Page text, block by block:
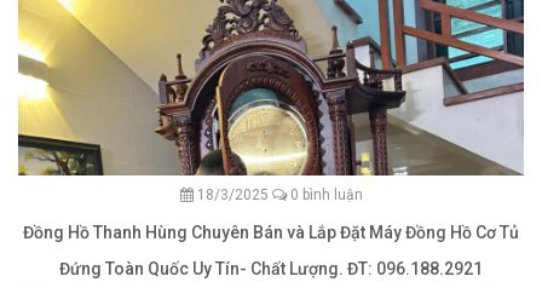
18/3/2025 0 bình luận
Đồng Hồ Thanh Hùng Chuyên Bán và Lắp Đặt Máy Đồng Hồ Cơ Tủ
Đứng Toàn Quốc Uy Tín- Chất Lượng. ĐT: 096.188.2921